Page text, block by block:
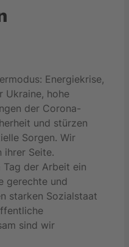
Energiekrise,
Ukraine, hohe
der Corona-
und stürzen
Sorgen. Wir
ihrer Seite.
Tag der Arbeit ein
gerechte und
starken Sozialstaat
sind wir